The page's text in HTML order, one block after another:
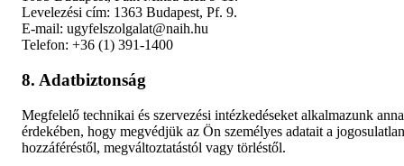
Levelezési cím: 1363 Budapest, Pf. 9.
E-mail: ugyfelszolgalat@naih.hu
Telefon: +36 (1) 391-1400
8. Adatbiztonság
Megfelelő technikai és szervezési intézkedéseket alkalmazunk
érdekében, hogy megvédjük az Ön személyes adatait a jogosulatlan
hozzáféréstől, megváltoztatástól vagy törléstől.